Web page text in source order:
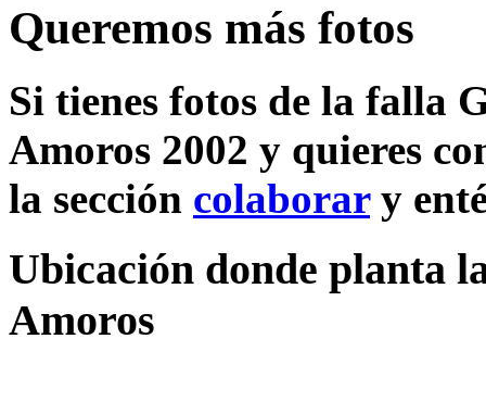
Queremos más fotos
Si tienes fotos de la falla
Amoros 2002 y quieres
la sección colaborary
Ubicación donde planta
Amoros